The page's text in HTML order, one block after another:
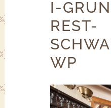
I-
REST-
WP